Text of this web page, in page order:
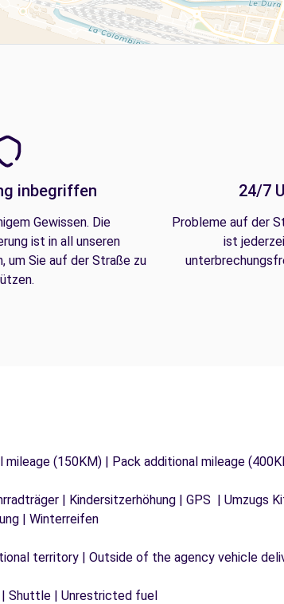
inbegriffen
Gewissen. Die
ist in all unseren
um Sie auf der Straße zu
24/7
Probleme auf der
ist
mileage (150KM) | Pack additional mileage
| Kindersitzerhöhung | GPS |
| Winterreifen
territory | Outside of the agency vehicle
| Shuttle | Unrestricted fuel